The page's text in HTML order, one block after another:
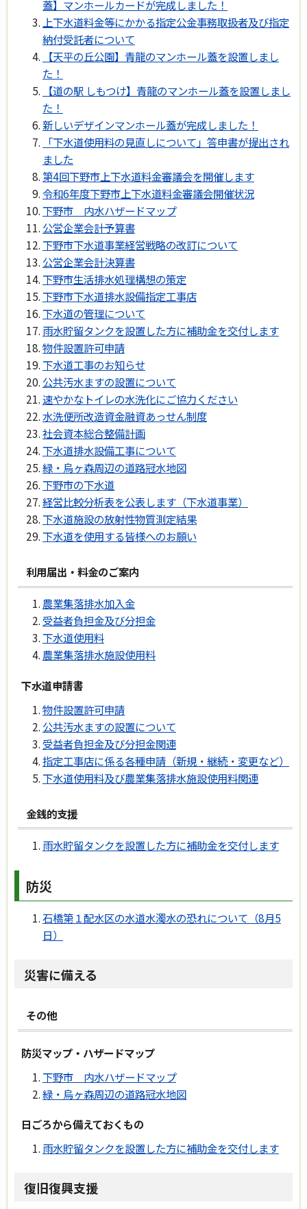
蓋】マンホールカードが完成しました！
上下水道料金等にかかる指定公金事務取扱者及び指定
納付受託者について
【天平の丘公園】青龍のマンホール蓋を設置しまし
た！
【道の駅 しもつけ】青龍のマンホール蓋を設置しまし
た！
新しいデザインマンホール蓋が完成しました！
「下水道使用料の見直しについて」答申書が提出され
ました
第4回下野市上下水道料金審議会を開催します
令和6年度下野市上下水道料金審議会開催状況
下野市 内水ハザードマップ
公営企業会計予算書
下野市下水道事業経営戦略の改訂について
公営企業会計決算書
下野市生活排水処理構想の策定
下野市下水道排水設備指定工事店
下水道の管理について
雨水貯留タンクを設置した方に補助金を交付します
物件設置許可申請
下水道工事のお知らせ
公共汚水ますの設置について
速やかなトイレの水洗化にご協力ください
水洗便所改造資金融資あっせん制度
社会資本総合整備計画
下水道排水設備工事について
緑・烏ヶ森周辺の道路冠水地図
下野市の下水道
経営比較分析表を公表します（下水道事業）
下水道施設の放射性物質測定結果
下水道を使用する皆様へのお願い
利用届出・料金のご案内
農業集落排水加入金
受益者負担金及び分担金
下水道使用料
農業集落排水施設使用料
下水道申請書
物件設置許可申請
公共汚水ますの設置について
受益者負担金及び分担金関連
指定工事店に係る各種申請（新規・継続・変更など）
下水道使用料及び農業集落排水施設使用料関連
金銭的支援
雨水貯留タンクを設置した方に補助金を交付します
防災
石橋第１配水区の水道水濁水の恐れについて（8月5
日）
災害に備える
その他
防災マップ・ハザードマップ
下野市 内水ハザードマップ
緑・烏ヶ森周辺の道路冠水地図
日ごろから備えておくもの
雨水貯留タンクを設置した方に補助金を交付します
復旧復興支援